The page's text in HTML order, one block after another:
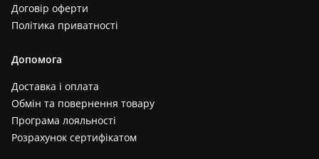
Договір оферти
Політика приватності
Допомога
Доставка і оплата
Обмін та повернення товару
Програма лояльності
Розрахунок сертифікатом